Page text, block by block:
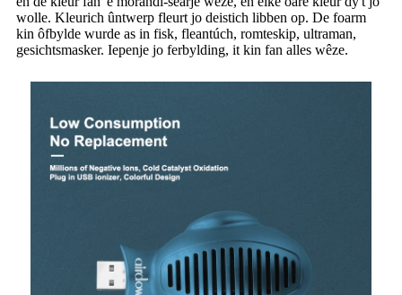
wolle. Kleurich ûntwerp fleurt jo deistich libben op. De foarm
kin ôfbylde wurde as in fisk, fleantúch, romteskip, ultraman,
gesichtsmasker. Iepenje jo ferbylding, it kin fan alles wêze.